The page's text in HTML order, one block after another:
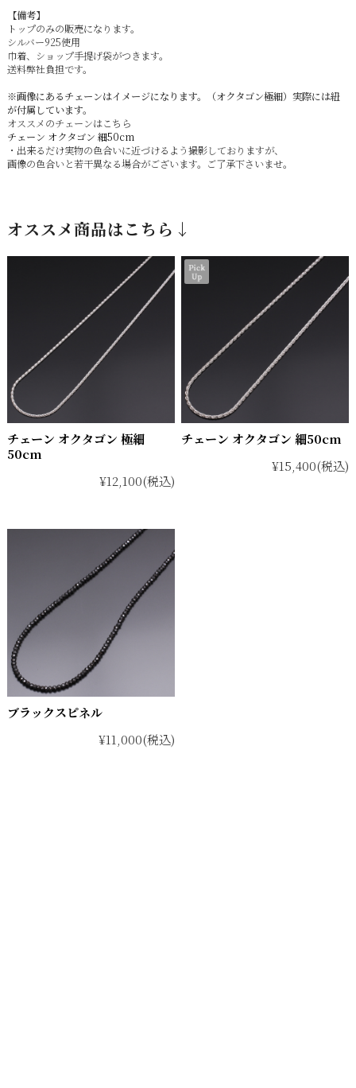
【備考】
トップのみの販売になります。
シルバー925使用
巾着、ショップ手提げ袋がつきます。
送料弊社負担です。
※画像にあるチェーンはイメージになります。（オクタゴン極細）実際には紐
が付属しています。
オススメのチェーンはこちら
チェーン オクタゴン 細50cm
・出来るだけ実物の色合いに近づけるよう撮影しておりますが、
画像の色合いと若干異なる場合がございます。ご了承下さいませ。
オススメ商品はこちら↓
チェーン オクタゴン 極細
50cm
¥12,100(税込)
チェーン オクタゴン 細50cm
¥15,400(税込)
ブラックスピネル
¥11,000(税込)